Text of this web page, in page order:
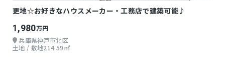
更地☆お好きなハウスメーカー・工務店で建築可能♪
1,980万円
兵庫県神戸市北区
土地 / 敷地214.59㎡